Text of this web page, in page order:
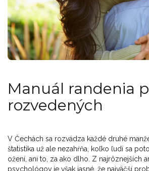
Manuál randenia
rozvedených
V Čechách sa rozvádza každé druhé
štatistika už ale nezahŕňa, koľko ľudí sa
ožení, ani to, za ako dlho. Z najrôznejších
psychológov je však jasné, že najväčší